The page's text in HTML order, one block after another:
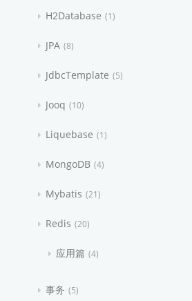
H2Database 1
JPA 8
JdbcTemplate 5
Jooq 10
Liquebase 1
MongoDB 4
Mybatis 21
Redis 20
应用篇 4
事务 5